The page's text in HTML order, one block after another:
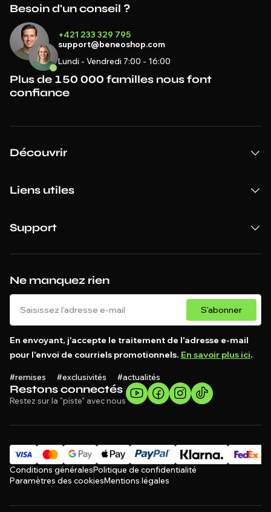
Restons connectés
Restez sur la "piste" avec nous
Ne manquez rien
S'abonner
En envoyant, j'accepte le traitement de l'adresse e-mail
pour l'envoi de courriels promotionnels. En savoir plus ici.
#remises #exclusivités #actualités
Besoin d'un conseil ?
+421 233 329 795
support@beneoshop.com
Lundi - Vendredi 7:00 - 16:00
Plus de 150 000 familles nous font
confiance
Découvrir
Liens utiles
Support
Conditions généralesPolitique de confidentialité
Paramètres des cookiesMentions légales